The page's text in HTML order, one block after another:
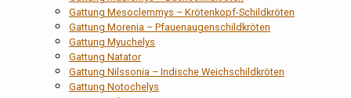
Gattung Mesoclemmys – Krötenkopf-Schildkröten
Gattung Morenia – Pfauenaugenschildkröten
Gattung Myuchelys
Gattung Natator
Gattung Nilssonia – Indische Weichschildkröten
Gattung Notochelys